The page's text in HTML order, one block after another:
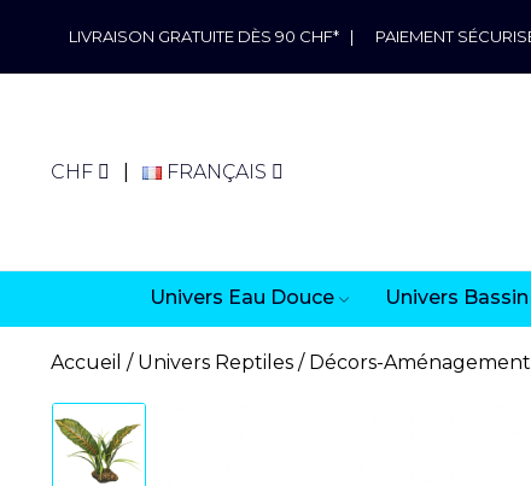
LIVRAISON GRATUITE DÈS 90 CHF* | PAIEMENT
CHF FRANÇAIS
Univers Eau Douce Univers
Accueil Univers Reptiles Décors-Aménagement